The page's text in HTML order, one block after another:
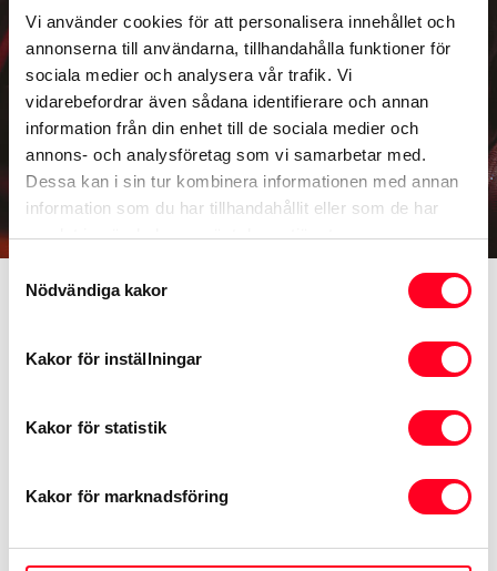
Vi använder cookies för att personalisera innehållet och
annonserna till användarna, tillhandahålla funktioner för
sociala medier och analysera vår trafik. Vi
vidarebefordrar även sådana identifierare och annan
information från din enhet till de sociala medier och
annons- och analysföretag som vi samarbetar med.
Dessa kan i sin tur kombinera informationen med annan
information som du har tillhandahållit eller som de har
samlat in när du har använt deras tjänster.
Nödvändiga kakor
Kakor för inställningar
Kakor för statistik
Kakor för marknadsföring
Trygghetsassistans
Toyota Trygghetsassistans gäller i ett år räknat från
den dag som Toyota Trygghetsservice utfördes. Den
gäller för driftsstopp som förhindrar fortsatt färd och
trafikolycka, stöld, stöldförsök eller skadegörelse. Du
kan t.ex. få fri bärgning eller starthjälp – helt utan